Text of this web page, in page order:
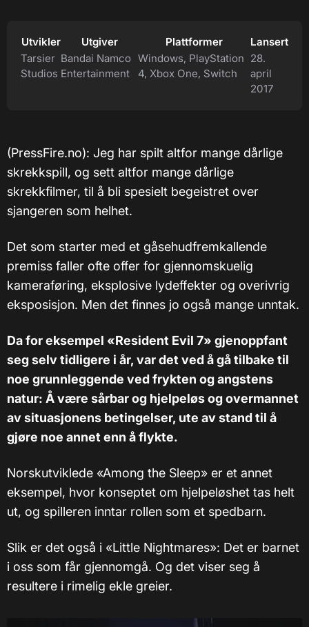
Utvikler
Tarsier
Studios
Utgiver
Bandai Namco
Entertainment
Plattformer
Windows, PlayStation
4, Xbox One, Switch
Lansert
28.
april
2017
(PressFire.no): Jeg har spilt altfor mange dårlige
skrekkspill, og sett altfor mange dårlige
skrekkfilmer, til å bli spesielt begeistret over
sjangeren som helhet.
Det som starter med et gåsehudfremkallende
premiss faller ofte offer for gjennomskuelig
kameraføring, eksplosive lydeffekter og overivrig
eksposisjon. Men det finnes jo også mange unntak.
Da for eksempel «Resident Evil 7» gjenoppfant
seg selv tidligere i år, var det ved å gå tilbake til
noe grunnleggende ved frykten og angstens
natur: Å være sårbar og hjelpeløs og overmannet
av situasjonens betingelser, ute av stand til å
gjøre noe annet enn å flykte.
Norskutviklede «Among the Sleep» er et annet
eksempel, hvor konseptet om hjelpeløshet tas helt
ut, og spilleren inntar rollen som et spedbarn.
Slik er det også i «Little Nightmares»: Det er barnet
i oss som får gjennomgå. Og det viser seg å
resultere i rimelig ekle greier.